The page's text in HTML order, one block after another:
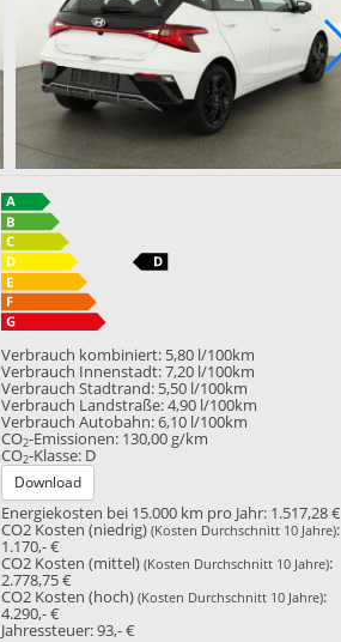
Verbrauch kombiniert: 5,80 l/100km
Verbrauch Innenstadt: 7,20 l/100km
Verbrauch Stadtrand: 5,50 l/100km
Verbrauch Landstraße: 4,90 l/100km
Verbrauch Autobahn: 6,10 l/100km
CO2-Emissionen: 130,00 g/km
CO2-Klasse: D
Download
Energiekosten bei 15.000 km pro Jahr: 1.517,28 €
CO2 Kosten (niedrig)(Kosten Durchschnitt 10 Jahre):
1.170,- €
CO2 Kosten (mittel)(Kosten Durchschnitt 10 Jahre):
2.778,75 €
CO2 Kosten (hoch)(Kosten Durchschnitt 10 Jahre):
4.290,- €
Jahressteuer: 93,- €